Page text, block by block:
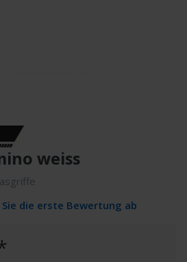
weiss
Sie die erste Bewertung ab